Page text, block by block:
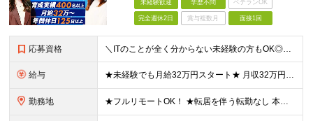
未経験歓迎 学歴不問 ベテランOK
完全週休2日 賞与複数月 面接1回
応募資格 ＼ITのことが全く分からない未経験の方もOK◎／≪ポテンシャル採用実施中≫ ★未経験OK！フリータからの正社員デビューもOK！ ★学歴不問 ≪こんな方にピッタリです！≫ ◎未経験から本気でエンジニア
給与 ★未経験でも月給32万円スタート★ 月収32万円～35万円＋各種手当（資格手当だけで毎月15万の上乗せ実績あり！） ★資格手当豊富！1資格につき最大3万円支給 ★功績手当の導入で、毎月のお給与に上乗
勤務地 ★フルリモートOK！ ★転居を伴う転勤なし 本社またはプロジェクト先にて勤務いただきます！ ※プロジェクト先は一都三県及び23区内がメイン 【本社】 東京都新宿区神楽坂1-2 研究社英語センタービ